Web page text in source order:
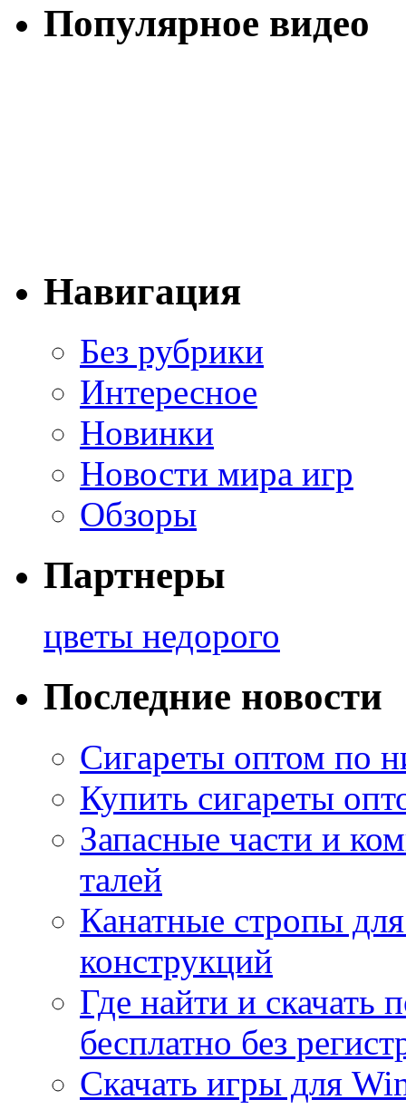
Популярное видео
Навигация
Без рубрики
Интересное
Новинки
Новости мира игр
Обзоры
Партнеры
цветы недорого
Последние новости
Сигареты оптом по
Купить сигареты
Запасные части и
талей
Канатные стропы
конструкций
Где найти и
бесплатно без
Скачать игры для